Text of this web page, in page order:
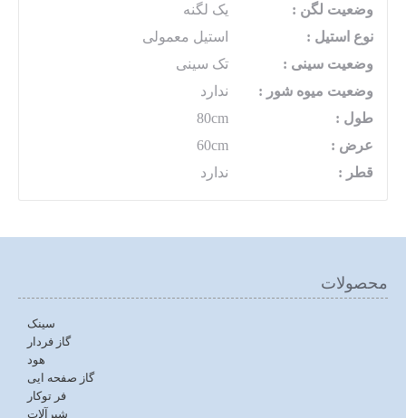
وضعیت لگن :
یک لگنه
نوع استیل :
استیل معمولی
وضعیت سینی :
تک سینی
وضعیت میوه شور :
ندارد
طول :
80cm
عرض :
60cm
قطر :
ندارد
محصولات
سینک
گاز فردار
هود
گاز صفحه ایی
فر توکار
شیرآلات